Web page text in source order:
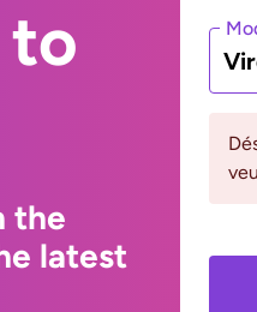
to
the
latest